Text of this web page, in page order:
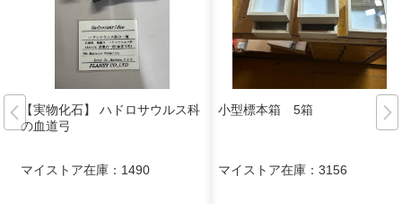
【実物化石】 ハドロサウルス科
の血道弓
マイストア在庫： 1490
小型標本箱 5箱
マイストア在庫： 3156